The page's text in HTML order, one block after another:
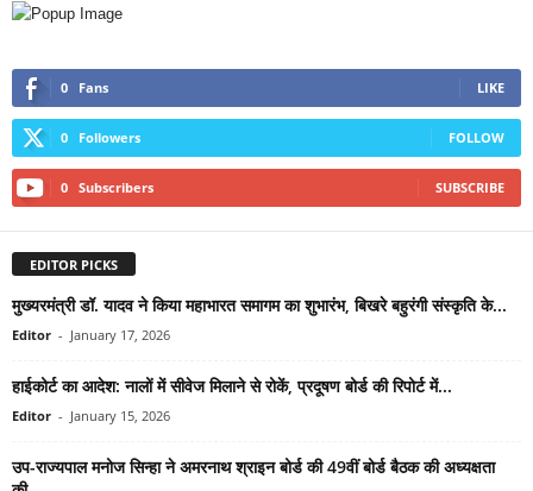
0 Fans LIKE
0 Followers FOLLOW
0 Subscribers SUBSCRIBE
EDITOR PICKS
मुख्यरमंत्री डॉ. यादव ने किया महाभारत समागम का शुभारंभ, बिखरे बहुरंगी संस्कृति के...
Editor - January 17, 2026
हाईकोर्ट का आदेश: नालों में सीवेज मिलाने से रोकें, प्रदूषण बोर्ड की रिपोर्ट में...
Editor - January 15, 2026
उप-राज्यपाल मनोज सिन्हा ने अमरनाथ श्राइन बोर्ड की 49वीं बोर्ड बैठक की अध्यक्षता